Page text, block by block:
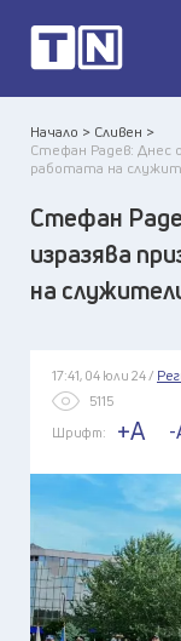
Начало > Сливен >
Стефан Радев: Днес
работата на
Стефан
изразява
на
17:41, 04 юли 24 /
5115
Шрифт:
+A -